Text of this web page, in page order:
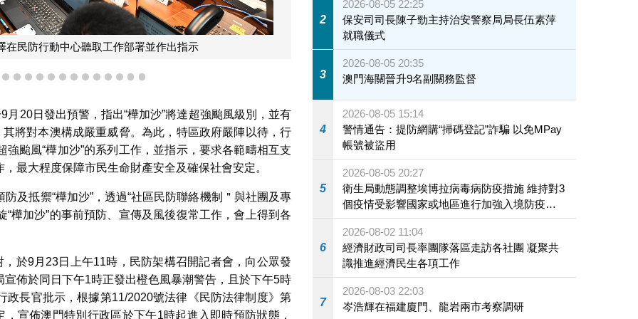
在民防行動中心聽取工作部署並作出指示
11121314151617181920212223
月20日發出預警，指出“樺加沙”將達超強颱風級別，並有
將對本澳構成嚴重威脅。為此，特區政府嚴陣以待，行
颱風“樺加沙”的系列工作，並指示，要求各範疇相互支
最大程度保障市民生命財產安全及確保社會安定。
及抵禦“樺加沙”，透過“社區民防聯絡機制＂與社團及專
樺加沙”的事前預防、宣傳及風後復常工作，會上得到各
於9月23日上午11時，民防架構召開記者會，向公眾發
佈於同日下午1時正發出橙色風暴潮警告，且於下午5時
長官批示，根據第11/2020號法律《民防法律制度》第
宣佈澳門特別行政區於下午1時起進入即時預防狀態，
2
2026-08-05 22:25
保安司司長陳子勁主持治安警察局局長伍素萍
就職儀式
3
2026-08-05 20:35
澳門海關晉升9名副關務監督
4
2026-08-05 15:14
警情通告：提防網購“掃碼登記”詐騙 以免MPay
帳號被盜用
5
2026-08-05 20:27
衛生局動態調整埃博拉病毒病防疫措施 維持對3
個疫情受影響國家或地區進行加強入境防疫措
施
6
2026-08-02 11:04
經濟財政司司長率團隊落區走訪各社團 凝聚共
識推進經濟民生各項工作
7
2026-08-03 22:03
岑浩輝在福建廈門、龍岩兩市考察調研